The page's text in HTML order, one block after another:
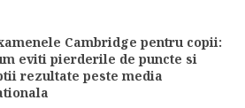
Cambridge pentru copii:
eviti pierderile de puncte si
rezultate peste media